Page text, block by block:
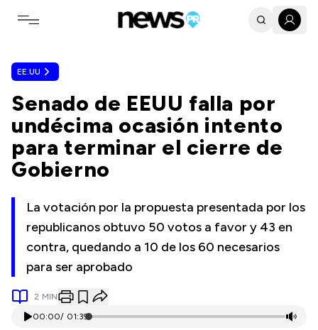
Toggle navigation menu
EE.UU
Senado de EEUU falla por
undécima ocasión intento
para terminar el cierre de
Gobierno
La votación por la propuesta presentada por los
republicanos obtuvo 50 votos a favor y 43 en
contra, quedando a 10 de los 60 necesarios
para ser aprobado
2 MIN
00:00/ 01:39